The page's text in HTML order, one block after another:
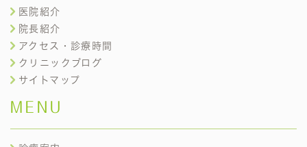
医院紹介
院長紹介
アクセス・診療時間
クリニックブログ
サイトマップ
MENU